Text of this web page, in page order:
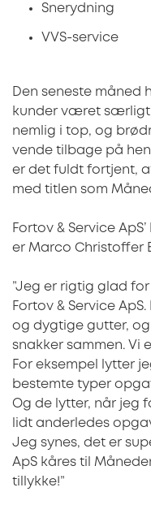
Snerydning
VVS-service
Den seneste måned
kunder været særligt
nemlig i top, og
vende tilbage på
er det fuldt fortjent,
med titlen som
Fortov & Service
er Marco Christoffer
”Jeg er rigtig glad
Fortov & Service
og dygtige gutter,
snakker sammen. Vi
For eksempel lytter
bestemte typer
Og de lytter, når jeg
lidt anderledes
Jeg synes, det er
ApS kåres til
tillykke!”